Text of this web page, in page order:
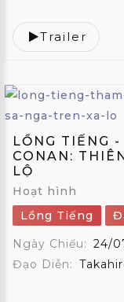
Trailer
LỒNG TIẾNG
CONAN:
LỘ
Hoạt hình
Lồng Tiếng
Ngày Chiếu: 24/
Đạo Diễn: